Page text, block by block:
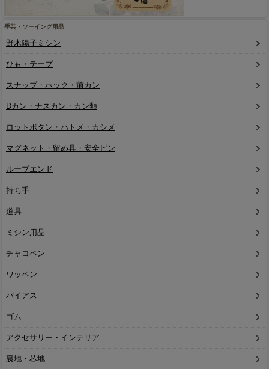
手芸・ソーイング用品
野木陽子ミシン
ひも・テープ
スナップ・ホック・前カン
Dカン・ナスカン・カン類
ロットボタン・ハトメ・カシメ
マグネット・留め具・安全ピン
ループエンド
持ち手
道具
ミシン用品
チャコペン
ワッペン
バイアス
ゴム
アクセサリー・インテリア
裏地・芯地